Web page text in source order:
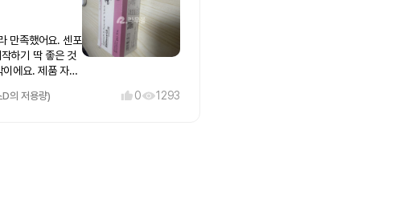
만족했어요. 센포
하기 딱 좋은 것
에요. 제품 자체
의 저용량) 0 1293